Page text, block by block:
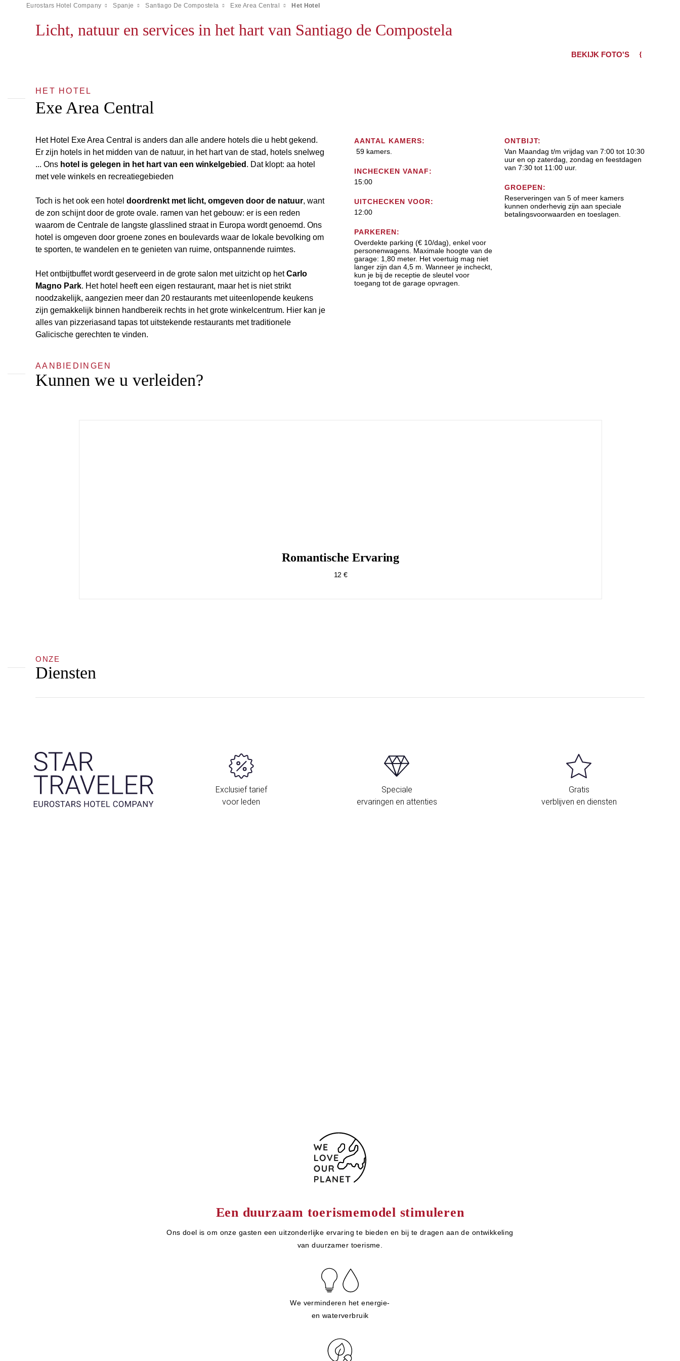
Eurostars Hotel Company Spanje Santiago De Compostela Exe Area Central Het Hotel
Licht, natuur en services in het hart van Santiago de Compostela
BEKIJK FOTO'S
HET HOTEL
Exe Area Central
Het Hotel Exe Area Central is anders dan alle andere hotels die u hebt gekend.
Er zijn hotels in het midden van de natuur, in het hart van de stad, hotels snelweg
... Ons hotel is gelegen in het hart van een winkelgebied . Dat klopt: aa hotel
met vele winkels en recreatiegebieden
Toch is het ook een hotel doordrenkt met licht, omgeven door de natuur, want
de zon schijnt door de grote ovale. ramen van het gebouw: er is een reden
waarom de Centrale de langste glasslined straat in Europa wordt genoemd. Ons
hotel is omgeven door groene zones en boulevards waar de lokale bevolking om
te sporten, te wandelen en te genieten van ruime, ontspannende ruimtes.
Het ontbijtbuffet wordt geserveerd in de grote salon met uitzicht op hetCarlo
Magno Park. Het hotel heeft een eigen restaurant, maar het is niet strikt
noodzakelijk, aangezien meer dan 20 restaurants met uiteenlopende keukens
zijn gemakkelijk binnen handbereik rechts in het grote winkelcentrum. Hier kan je
alles van pizzeriasand tapas tot uitstekende restaurants met traditionele
Galicische gerechten te vinden.
AANTAL KAMERS:
59 kamers.
INCHECKEN VANAF:
15:00
UITCHECKEN VOOR:
12:00
PARKEREN:
Overdekte parking (€ 10/dag), enkel voor
personenwagens. Maximale hoogte van de
garage: 1,80 meter. Het voertuig mag niet
langer zijn dan 4,5 m. Wanneer je incheckt,
kun je bij de receptie de sleutel voor
toegang tot de garage opvragen.
ONTBIJT:
Van Maandag t/m vrijdag van 7:00 tot 10:30
uur en op zaterdag, zondag en feestdagen
van 7:30 tot 11:00 uur.
GROEPEN:
Reserveringen van 5 of meer kamers
kunnen onderhevig zijn aan speciale
betalingsvoorwaarden en toeslagen.
AANBIEDINGEN
Kunnen we u verleiden?
Romantische Ervaring
12 €
ONZE
Diensten
Exclusief tarief
voor leden
Speciale
ervaringen en attenties
Gratis
verblijven en diensten
Een duurzaam toerismemodel stimuleren
Ons doel is om onze gasten een uitzonderlijke ervaring te bieden en bij te dragen aan de ontwikkeling
van duurzamer toerisme.
We verminderen het energie-
en waterverbruik